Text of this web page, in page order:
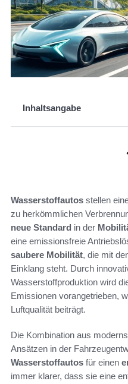
Inhaltsangabe
Wasserstoffautos stellen
zu herkömmlichen
neue Standard in der
eine emissionsfreie
saubere Mobilität, die mit
Einklang steht. Durch
Wasserstoffproduktion wird
Emissionen vorangetrieben,
Luftqualität beiträgt.
Die Kombination aus
Ansätzen in der
Wasserstoffautos für einen
immer klarer, dass sie eine